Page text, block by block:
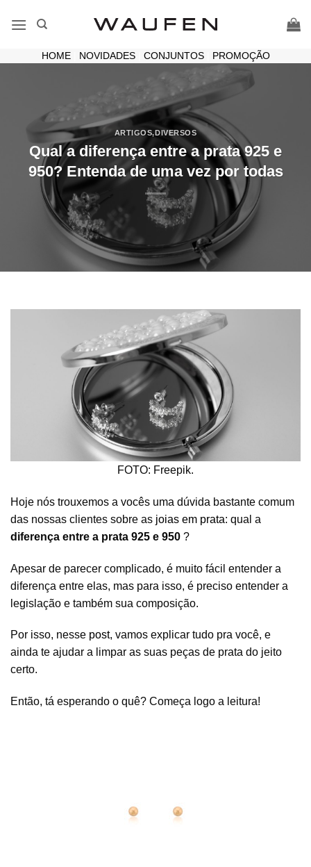
HOME| NOVIDADES| CONJUNTOS| PROMOÇÃO
ARTIGOS, DIVERSOS
Qual a diferença entre a prata 925 e
950? Entenda de uma vez por todas
FOTO: Freepik.
Hoje nós trouxemos a vocês uma dúvida bastante comum
das nossas clientes sobre as joias em prata: qual a
diferença entre a prata 925 e 950 ?
Apesar de parecer complicado, é muito fácil entender a
diferença entre elas, mas para isso, é preciso entender a
legislação e também sua composição.
Por isso, nesse post, vamos explicar tudo pra você, e
ainda te ajudar a limpar as suas peças de prata do jeito
certo.
Então, tá esperando o quê? Começa logo a leitura!